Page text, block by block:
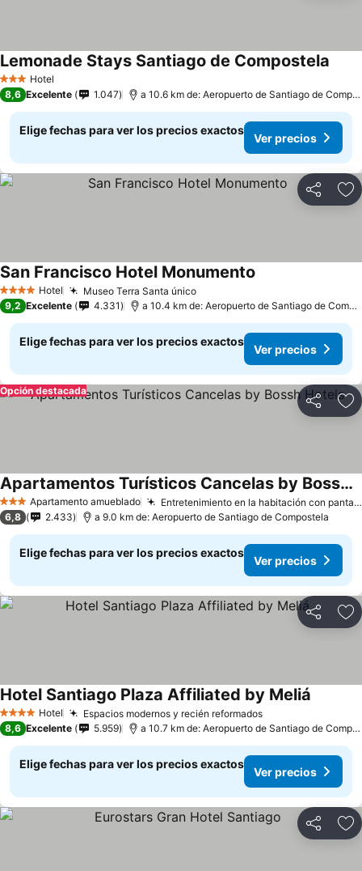
3 Estrellas
Hotel
Lemonade Stays Santiago de Compostela
8,6 Excelente 1.047 a 10.6 km de: Aeropuerto de Santiago de Compostela
Elige fechas para ver los precios exactos
Ver precios
Compartir
4 EstrellasHotel Museo Terra Santa único
San Francisco Hotel Monumento
9,2 Excelente 4.331 a 10.4 km de: Aeropuerto de Santiago de Compostela
Elige fechas para ver los precios exactos
Ver precios
Compartir
Opción destacada
3 EstrellasApartamento amueblado Entretenimiento en la habitación con pantallas planas
Apartamentos Turísticos Cancelas by Bossh Hotels
6,8 2.433 a 9.0 km de: Aeropuerto de Santiago de Compostela
Elige fechas para ver los precios exactos
Ver precios
Compartir
4 EstrellasHotel Espacios modernos y recién reformados
Hotel Santiago Plaza Affiliated by Meliá
8,6 Excelente 5.959 a 10.7 km de: Aeropuerto de Santiago de Compostela
Elige fechas para ver los precios exactos
Ver precios
Compartir